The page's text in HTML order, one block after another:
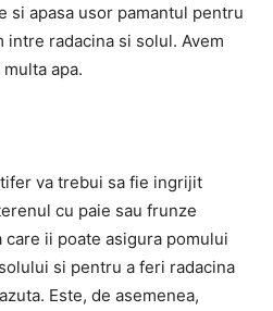
si apasa usor pamantul pentru
intre radacina si solul. Avem
apa.
va trebui sa fie ingrijit
cu paie sau frunze
ii poate asigura pomului
si pentru a feri radacina
Este, de asemenea,